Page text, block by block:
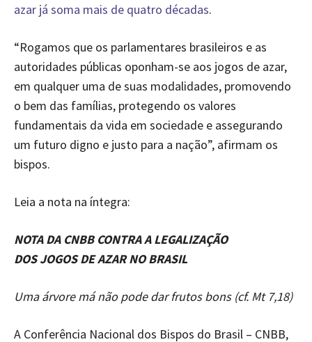
azar já soma mais de quatro décadas.
“Rogamos que os parlamentares brasileiros e as
autoridades públicas oponham-se aos jogos de azar,
em qualquer uma de suas modalidades, promovendo
o bem das famílias, protegendo os valores
fundamentais da vida em sociedade e assegurando
um futuro digno e justo para a nação”, afirmam os
bispos.
Leia a nota na íntegra:
NOTA DA CNBB CONTRA A LEGALIZAÇÃO
DOS JOGOS DE AZAR NO BRASIL
Uma árvore má não pode dar frutos bons (cf. Mt 7,18)
A Conferência Nacional dos Bispos do Brasil – CNBB,